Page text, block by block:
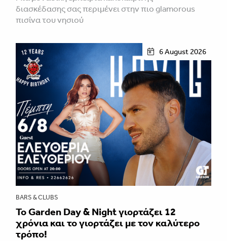
διασκέδασης σας περιμένει στην πιο glamorous
πισίνα του νησιού
6 August 2026
BARS & CLUBS
Το Garden Day & Night γιορτάζει 12
χρόνια και το γιορτάζει με τον καλύτερο
τρόπο!